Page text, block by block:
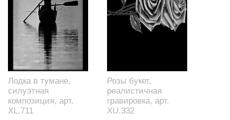
Лодка в тумане,
силуэтная
композиция, арт.
XL.711
Розы букет,
реалистичная
гравировка, арт.
XU.332